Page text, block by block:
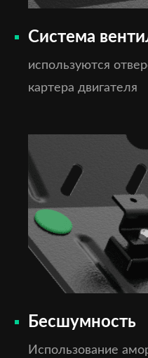
Система
используются
картера двигателя
Бесшумность
Использование